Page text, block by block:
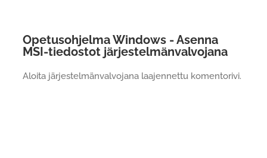
Opetusohjelma Windows - Asenna
MSI-tiedostot järjestelmänvalvojana
Aloita järjestelmänvalvojana laajennettu komentorivi.